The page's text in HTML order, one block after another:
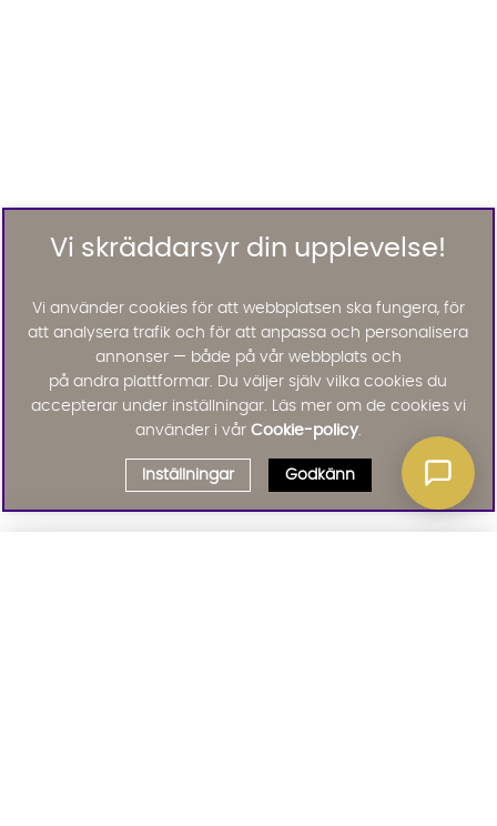
Vi skräddarsyr din upplevelse!
Vi använder cookies för att webbplatsen ska fungera, för
att analysera trafik och för att anpassa och personalisera
annonser — både på vår webbplats och
på andra plattformar. Du väljer själv vilka cookies du
accepterar under inställningar. Läs mer om de cookies vi
använder i vår Cookie-policy.
Inställningar Godkänn